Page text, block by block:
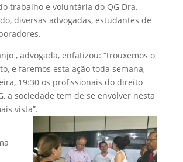
trabalho e voluntária do QG Dra.
diversas advogadas, estudantes de
, advogada, enfatizou: “trouxemos o
e faremos esta ação toda semana,
19:30 os profissionais do direito
a sociedade tem de se envolver nesta
vista”.